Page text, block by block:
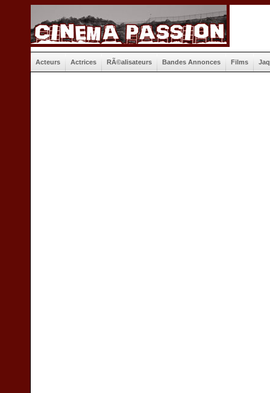
Acteurs Actrices RÃ©alisateurs Bandes Annonces Films